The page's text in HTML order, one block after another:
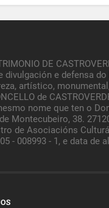
DE
divulgación e defensa
artístico,
de
nome que ten o
Montecubeiro, 38.
de Asociacións
- 008993 - 1, e data de